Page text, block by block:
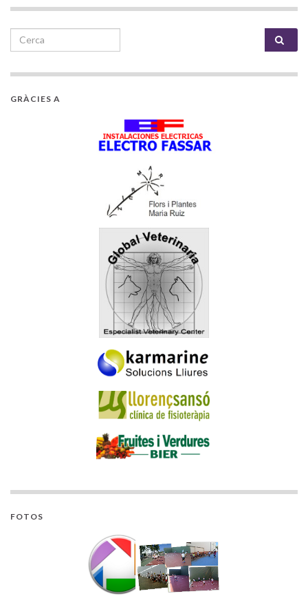
Search for:
GRÀCIES A
FOTOS